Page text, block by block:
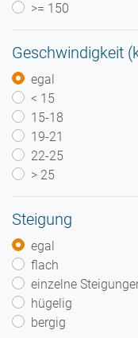
>= 150
Geschwindigkeit
egal
< 15
15-18
19-21
22-25
> 25
Steigung
egal
flach
einzelne
hügelig
bergig